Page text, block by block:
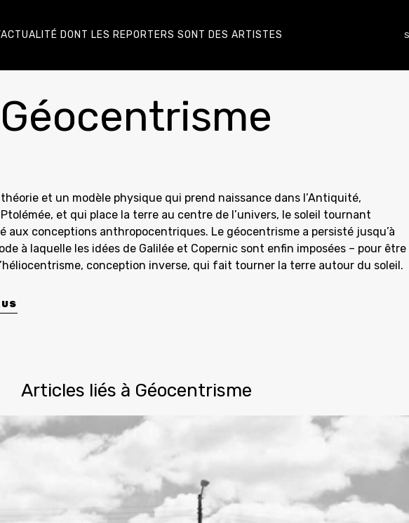
DONT LES REPORTERS SONT DES ARTISTES
Géocentrisme
et un modèle physique qui prend naissance dans l’Antiquité,
et qui place la terre au centre de l’univers, le soleil tournant
aux conceptions anthropocentriques. Le géocentrisme a persisté jusqu’à
à laquelle les idées de Galilée et Copernic sont enfin imposées – pour être
conception inverse, qui fait tourner la terre autour du soleil.
Articles liés à Géocentrisme